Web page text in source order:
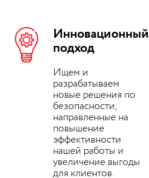
Инновационный
подход
Ищем и
разрабатываем
новые решения по
безопасности,
направленные на
повышение
эффективности
нашей работы и
увеличение выгоды
для клиентов.